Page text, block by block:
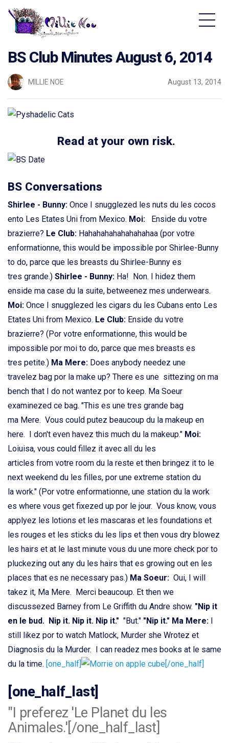
BS Club Minutes August 6, 2014
MILLIE NOE August 13, 2014
Read at your own risk.
BS Conversations
Shirlee - Bunny: Once I snugglezed les nuts du les cocos
ento Les Etates Uni from Mexico. Moi: Enside du votre
brazierre? Le Club: Hahahahahahahahahaa (por votre
enformationne, this would be impossible por Shirlee-Bunny
to do, parce que les breasts du Shirlee-Bunny es
tres grande.) Shirlee - Bunny: Ha! Non. I hidez them
enside ma case du la suite, betweenez mes underwears.
Moi: Once I snugglezed les cigars du les Cubans ento Les
Etates Uni from Mexico. Le Club: Enside du votre
brazierre? (Por votre enformationne, this would be
impossible por moi to do, parce que mes breasts es
tres petite.) Ma Mere: Does anybody needez une
travelez bag por la make up? There es une sittezing on ma
bench that I do not wantez por to keep. Ma Soeur
examinezed ce bag. "This es une tres grande bag
ma Mere. Vous could putez beaucoup du la makeup en
here. I don't even havez this much du la makeup." Moi:
Loiuisa, vous could fillez it avec all du les
articles from votre room du la reste et then bringez it to le
next weekend du les filles, por une extreme station du
la work." (Por votre enformationne, une station du la work
es where vous get fixezed up por le jour. Vous know, vous
applyez les lotions et les mascaras et les foundations et
les rouges et les sticks du les lips et then vous dry blowez
les hairs et at le last minute vous du une more check por to
pluckezing out any du les hairs that es growing out en les
places that es ne necessary pas.) Ma Soeur: Oui, I will
takez it, Ma Mere. Merci beaucoup. Et then we
discussezed Barney from Le Griffith du Andre show. "Nip it
en le bud. Nip it. Nip it. Nip it." "But." "Nip it." Ma Mere: I
still likez por to watch Matlock, Murder she Wrotez et
Diagnosis du la Murder. I can readez mes books at le same
du la time. [one_half] [/one_half]
[one_half_last]
"I preferez 'Le Planet du les
Animales.'[/one_half_last]